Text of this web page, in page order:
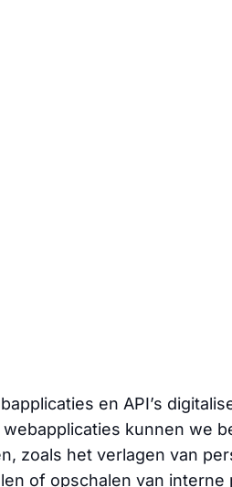
en API’s
webapplicaties kunnen we
zoals het verlagen van
of opschalen van